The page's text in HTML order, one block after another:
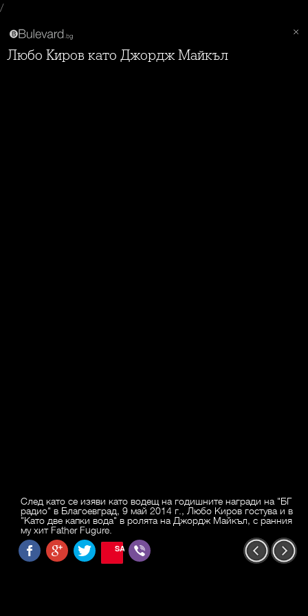
/
Любо Киров като Джордж Майкъл
След като се изяви като водещ на годишните награди на "БГ
радио" в Благоевград, 9 май 2014 г., Любо Киров гостува и в
"Като две капки вода" в ролята на Джордж Майкъл, с ранния
му хит Father Fugure.
SAVE